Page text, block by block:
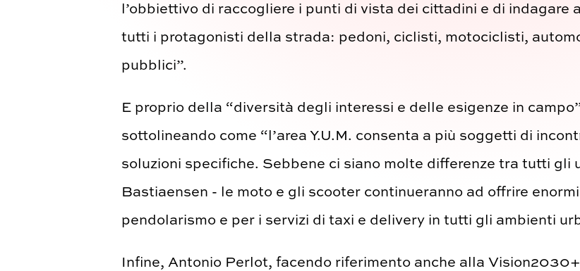
l’obbiettivo di raccogliere i punti di vista dei cittadini e di indagare
tutti i protagonisti della strada: pedoni, ciclisti, motociclisti,
pubblici”.
E proprio della “diversità degli interessi e delle esigenze in
sottolineando come “l’area Y.U.M. consenta a più soggetti di
soluzioni specifiche. Sebbene ci siano molte differenze tra tutti
Bastiaensen - le moto e gli scooter continueranno ad offrire
pendolarismo e per i servizi di taxi e delivery in tutti gli ambienti
Infine, Antonio Perlot, facendo riferimento anche alla